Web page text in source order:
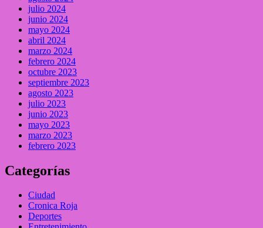
julio 2024
junio 2024
mayo 2024
abril 2024
marzo 2024
febrero 2024
octubre 2023
septiembre 2023
agosto 2023
julio 2023
junio 2023
mayo 2023
marzo 2023
febrero 2023
Categorías
Ciudad
Cronica Roja
Deportes